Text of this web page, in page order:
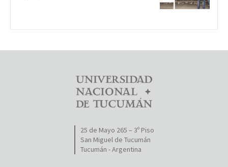
25 de Mayo 265 – 3º Piso
San Miguel de Tucumán
Tucumán - Argentina